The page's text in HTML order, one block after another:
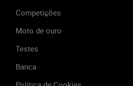
Competições
Moto de ouro
Testes
Banca